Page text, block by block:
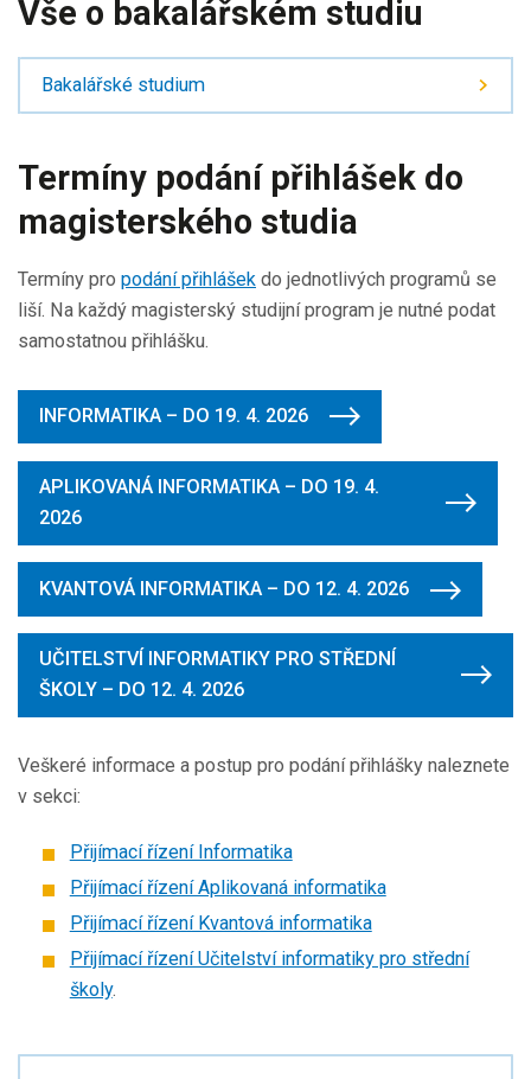
Vše o bakalářském studiu
Bakalářské studium
Termíny podání přihlášek do
magisterského studia
Termíny pro podání přihlášek do jednotlivých programů se
liší. Na každý magisterský studijní program je nutné podat
samostatnou přihlášku.
INFORMATIKA – DO 19. 4. 2026
APLIKOVANÁ INFORMATIKA – DO 19. 4.
2026
KVANTOVÁ INFORMATIKA – DO 12. 4. 2026
UČITELSTVÍ INFORMATIKY PRO STŘEDNÍ
ŠKOLY – DO 12. 4. 2026
Veškeré informace a postup pro podání přihlášky naleznete
v sekci:
Přijímací řízení Informatika
Přijímací řízení Aplikovaná informatika
Přijímací řízení Kvantová informatika
Přijímací řízení Učitelství informatiky pro střední
školy.